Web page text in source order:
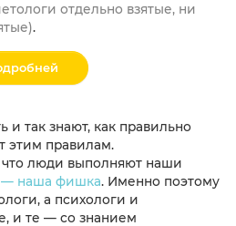
отдельно взятые, ни
.
так знают, как правильно
этим правилам.
люди выполняют наши
— наша фишка. Именно поэтому
а психологи и
и те — со знанием